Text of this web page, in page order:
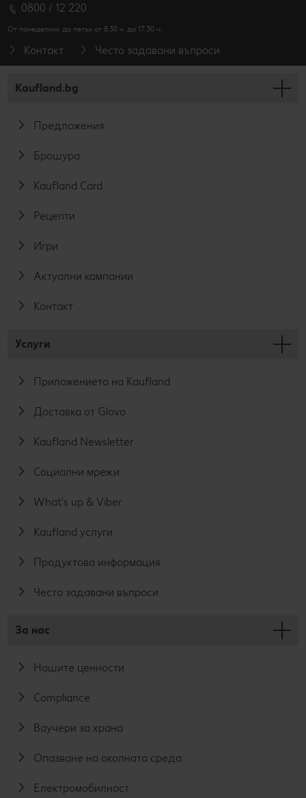
0800 / 12 220
От понеделник до петък от 8.30 ч. до 17.30 ч.
Контакт Често задавани въпроси
Kaufland.bg
Предложения
Брошура
Kaufland Card
Рецепти
Игри
Актуални кампании
Контакт
Услуги
Приложението на Kaufland
Доставка от Glovo
Kaufland Newsletter
Социални мрежи
What's up & Viber
Kaufland услуги
Продуктова информация
Често задавани въпроси
За нас
Нашите ценности
Compliance
Ваучери за храна
Опазване на околната среда
Електромобилност